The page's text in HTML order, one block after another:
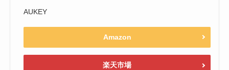
AUKEY
Amazon
楽天市場